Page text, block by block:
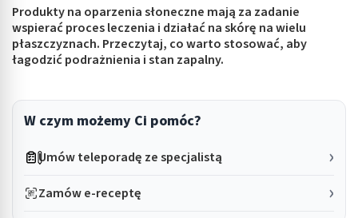
submenu: Sprzęt medyczny
submenu: Intymne
Produkty na oparzenia słoneczne mają za zadanie
wspierać proces leczenia i działać na skórę na wielu
płaszczyznach. Przeczytaj, co warto stosować, aby
łagodzić podrażnienia i stan zapalny.
W czym możemy Ci pomóc?
Umów teleporadę ze specjalistą
Zamów e-receptę